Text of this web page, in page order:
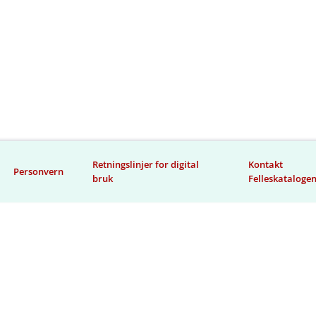
Personvern
Retningslinjer for digital
bruk
Kontakt
Felleskatalogen